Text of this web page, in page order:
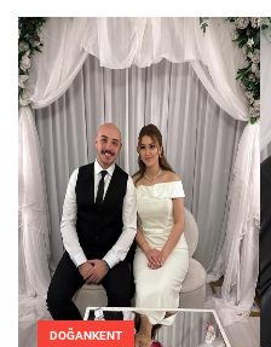
DOĞANKENT